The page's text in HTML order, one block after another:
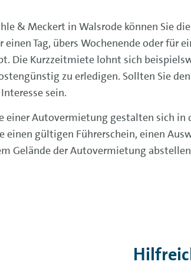
& Meckert in Walsrode können Sie
einen Tag, übers Wochenende oder
Die Kurzzeitmiete lohnt sich
zu erledigen. Sollten Sie
sein.
einer Autovermietung gestalten sich
gültigen Führerschein, einen
Gelände der Autovermietung